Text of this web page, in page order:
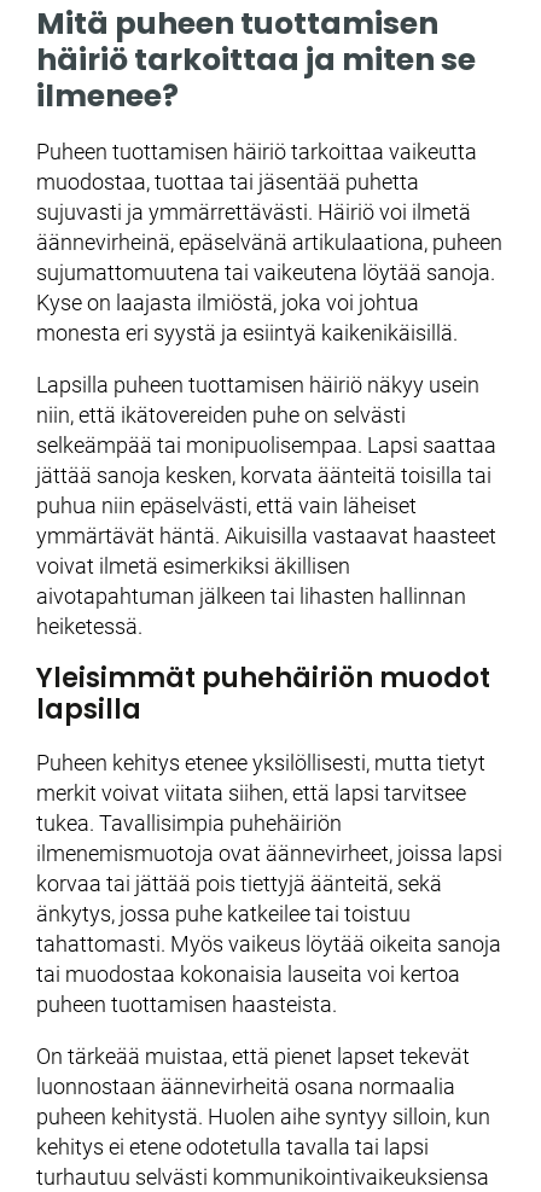
Mitä puheen tuottamisen
häiriö tarkoittaa ja miten se
ilmenee?
Puheen tuottamisen häiriö tarkoittaa vaikeutta
muodostaa, tuottaa tai jäsentää puhetta
sujuvasti ja ymmärrettävästi. Häiriö voi ilmetä
äännevirheinä, epäselvänä artikulaationa, puheen
sujumattomuutena tai vaikeutena löytää sanoja.
Kyse on laajasta ilmiöstä, joka voi johtua
monesta eri syystä ja esiintyä kaikenikäisillä.
Lapsilla puheen tuottamisen häiriö näkyy usein
niin, että ikätovereiden puhe on selvästi
selkeämpää tai monipuolisempaa. Lapsi saattaa
jättää sanoja kesken, korvata äänteitä toisilla tai
puhua niin epäselvästi, että vain läheiset
ymmärtävät häntä. Aikuisilla vastaavat haasteet
voivat ilmetä esimerkiksi äkillisen
aivotapahtuman jälkeen tai lihasten hallinnan
heiketessä.
Yleisimmät puhehäiriön muodot
lapsilla
Puheen kehitys etenee yksilöllisesti, mutta tietyt
merkit voivat viitata siihen, että lapsi tarvitsee
tukea. Tavallisimpia puhehäiriön
ilmenemismuotoja ovat äännevirheet, joissa lapsi
korvaa tai jättää pois tiettyjä äänteitä, sekä
änkytys, jossa puhe katkeilee tai toistuu
tahattomasti. Myös vaikeus löytää oikeita sanoja
tai muodostaa kokonaisia lauseita voi kertoa
puheen tuottamisen haasteista.
On tärkeää muistaa, että pienet lapset tekevät
luonnostaan äännevirheitä osana normaalia
puheen kehitystä. Huolen aihe syntyy silloin, kun
kehitys ei etene odotetulla tavalla tai lapsi
turhautuu selvästi kommunikointivaikeuksiensa